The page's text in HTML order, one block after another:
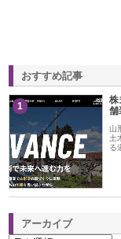
おすすめ記事
1
株
舗
山
土
る
アーカイブ